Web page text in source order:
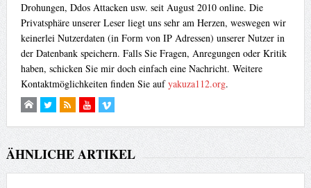
Drohungen, Ddos Attacken usw. seit August 2010 online. Die
Privatsphäre unserer Leser liegt uns sehr am Herzen, weswegen wir
keinerlei Nutzerdaten (in Form von IP Adressen) unserer Nutzer in
der Datenbank speichern. Falls Sie Fragen, Anregungen oder Kritik
haben, schicken Sie mir doch einfach eine Nachricht. Weitere
Kontaktmöglichkeiten finden Sie aufyakuza112.org.
ÄHNLICHE ARTIKEL